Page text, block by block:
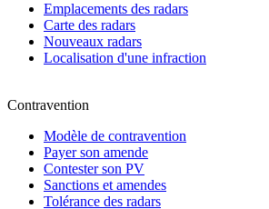
Emplacements des radars
Carte des radars
Nouveaux radars
Localisation d'une infraction
Contravention
Modèle de contravention
Payer son amende
Contester son PV
Sanctions et amendes
Tolérance des radars